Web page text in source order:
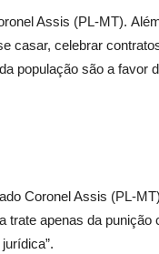
Assis (PL-MT).
casar, celebrar
população são a favor
Coronel Assis (PL-
trate apenas da punição